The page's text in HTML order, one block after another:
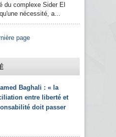
du complexe Sider El
nécessité, a...
page
Baghali : « la
entre liberté et
doit passer